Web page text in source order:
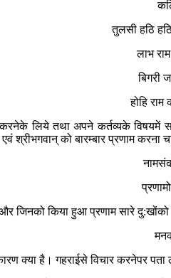
तुलसी हठि
लाभ
बिगरी
होहि
करनेके लिये तथा अपने कर्तव्यके
को बारम्बार प्रणाम करना
जिनको किया हुआ प्रणाम सारे दु:खोंको
क्या है। गहराईसे विचार करनेपर